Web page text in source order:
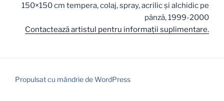
150×150 cm tempera, colaj, spray, acrilic și alchidic pe
pânză, 1999-2000
Contactează artistul pentru informaţii suplimentare.
Propulsat cu mândrie de WordPress